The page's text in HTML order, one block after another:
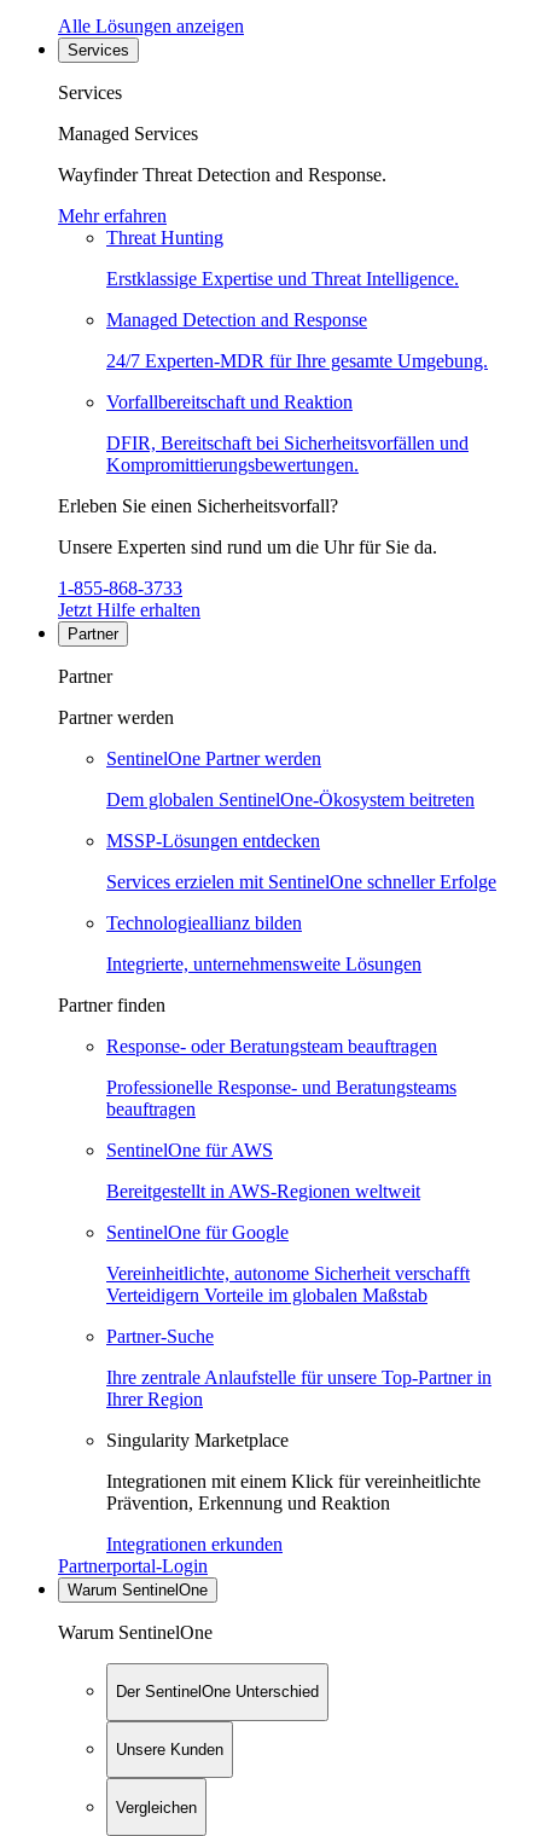
Alle Lösungen anzeigen
Services
Services
Managed Services
Wayfinder Threat Detection and Response.
Mehr erfahren
Threat Hunting
Erstklassige Expertise und Threat Intelligence.
Managed Detection and Response
24/7 Experten-MDR für Ihre gesamte Umgebung.
Vorfallbereitschaft und Reaktion
DFIR, Bereitschaft bei Sicherheitsvorfällen und
Kompromittierungsbewertungen.
Erleben Sie einen Sicherheitsvorfall?
Unsere Experten sind rund um die Uhr für Sie da.
1-855-868-3733
Jetzt Hilfe erhalten
Partner
Partner
Partner werden
SentinelOne Partner werden
Dem globalen SentinelOne-Ökosystem beitreten
MSSP-Lösungen entdecken
Services erzielen mit SentinelOne schneller Erfolge
Technologieallianz bilden
Integrierte, unternehmensweite Lösungen
Partner finden
Response- oder Beratungsteam beauftragen
Professionelle Response- und Beratungsteams
beauftragen
SentinelOne für AWS
Bereitgestellt in AWS-Regionen weltweit
SentinelOne für Google
Vereinheitlichte, autonome Sicherheit verschafft
Verteidigern Vorteile im globalen Maßstab
Partner-Suche
Ihre zentrale Anlaufstelle für unsere Top-Partner in
Ihrer Region
Singularity Marketplace
Integrationen mit einem Klick für vereinheitlichte
Prävention, Erkennung und Reaktion
Integrationen erkunden
Partnerportal-Login
Warum SentinelOne
Warum SentinelOne
Der SentinelOne Unterschied
Unsere Kunden
Vergleichen